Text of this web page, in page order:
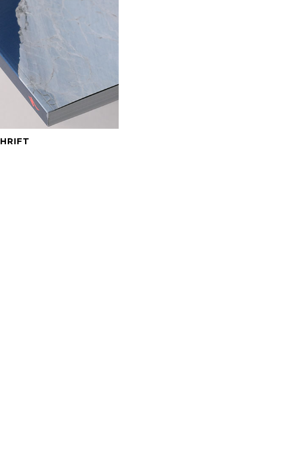
DIT PRODUCT
als er
bij hun
bereidheid en bereikbaarheid ‘
Embrace Your Life - db